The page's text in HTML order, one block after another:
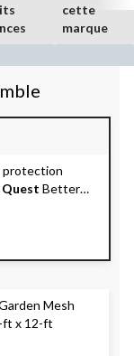
cette
marque
protection
Quest Better
7 x 21 pi,
Mesh
ft x 12-ft